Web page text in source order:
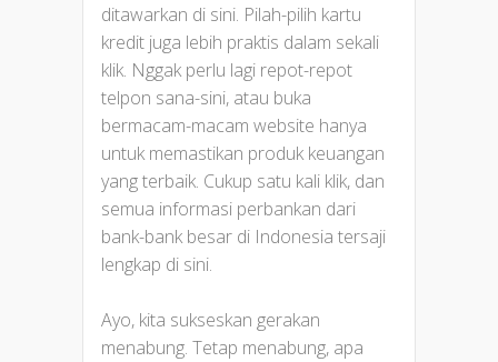
ditawarkan di sini. Pilah-pilih kartu
kredit juga lebih praktis dalam sekali
klik. Nggak perlu lagi repot-repot
telpon sana-sini, atau buka
bermacam-macam website hanya
untuk memastikan produk keuangan
yang terbaik. Cukup satu kali klik, dan
semua informasi perbankan dari
bank-bank besar di Indonesia tersaji
lengkap di sini.
Ayo, kita sukseskan gerakan
menabung. Tetap menabung, apa